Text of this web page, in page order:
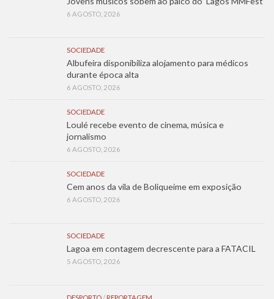
6 AGOSTO, 2026
SOCIEDADE
Albufeira disponibiliza alojamento para médicos
durante época alta
6 AGOSTO, 2026
SOCIEDADE
Loulé recebe evento de cinema, música e
jornalismo
6 AGOSTO, 2026
SOCIEDADE
Cem anos da vila de Boliqueime em exposição
6 AGOSTO, 2026
SOCIEDADE
Lagoa em contagem decrescente para a FATACIL
5 AGOSTO, 2026
DESPORTO / REPORTAGEM